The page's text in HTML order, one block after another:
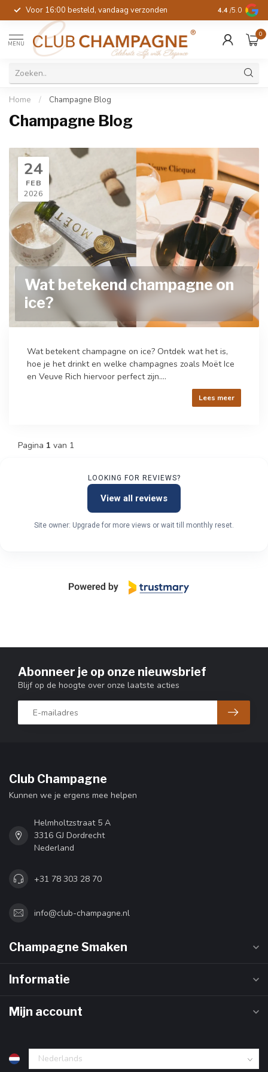
Voor 16:00 besteld, vandaag verzonden 4.4 /5.0
MENU
0
Home / Champagne Blog
Champagne Blog
24
FEB
2026
Wat betekend champagne on
ice?
Wat betekent champagne on ice? Ontdek wat het is,
hoe je het drinkt en welke champagnes zoals Moët Ice
en Veuve Rich hiervoor perfect zijn....
Lees meer
Pagina 1 van 1
LOOKING FOR REVIEWS?
View all reviews
Site owner: Upgrade for more views or wait till monthly reset.
Abonneer je op onze nieuwsbrief
Blijf op de hoogte over onze laatste acties
Club Champagne
Kunnen we je ergens mee helpen
Helmholtzstraat 5 A
3316 GJ Dordrecht
Nederland
+31 78 303 28 70
info@club-champagne.nl
Champagne Smaken
Informatie
Mijn account